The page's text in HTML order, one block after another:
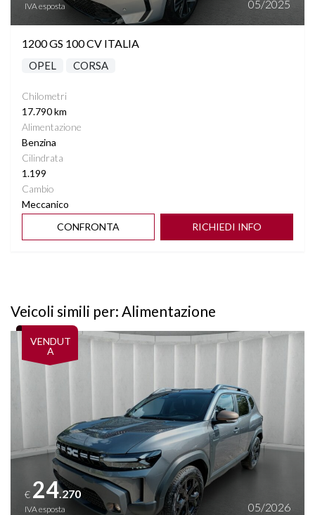
IVA esposta 05/2025
1200 GS 100 CV ITALIA
OPEL CORSA
Chilometri
17.790 km
Alimentazione
Benzina
Cilindrata
1.199
Cambio
Meccanico
CONFRONTA
RICHIEDI INFO
Veicoli simili per: Alimentazione
VENDUT
A
Vedi dettagli
€ 24.270
IVA esposta 05/2026